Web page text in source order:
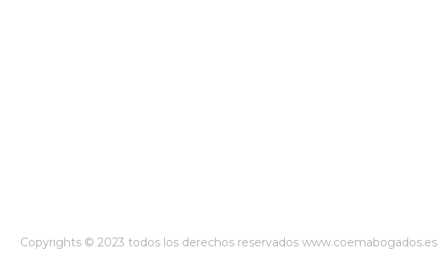
Copyrights © 2023 todos los derechos reservados www.coemabogados.es